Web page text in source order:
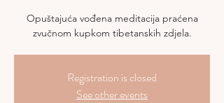
Opuštajuća vođena meditacija praćena
zvučnom kupkom tibetanskih zdjela.
Registration is closed
See other events